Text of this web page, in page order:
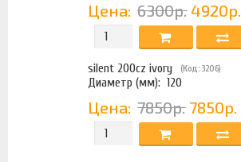
Цена: 6300р. 4920р.
silent 200cz ivory (Код: 3206)
Диаметр (мм): 120
Цена: 7850р. 7850р.